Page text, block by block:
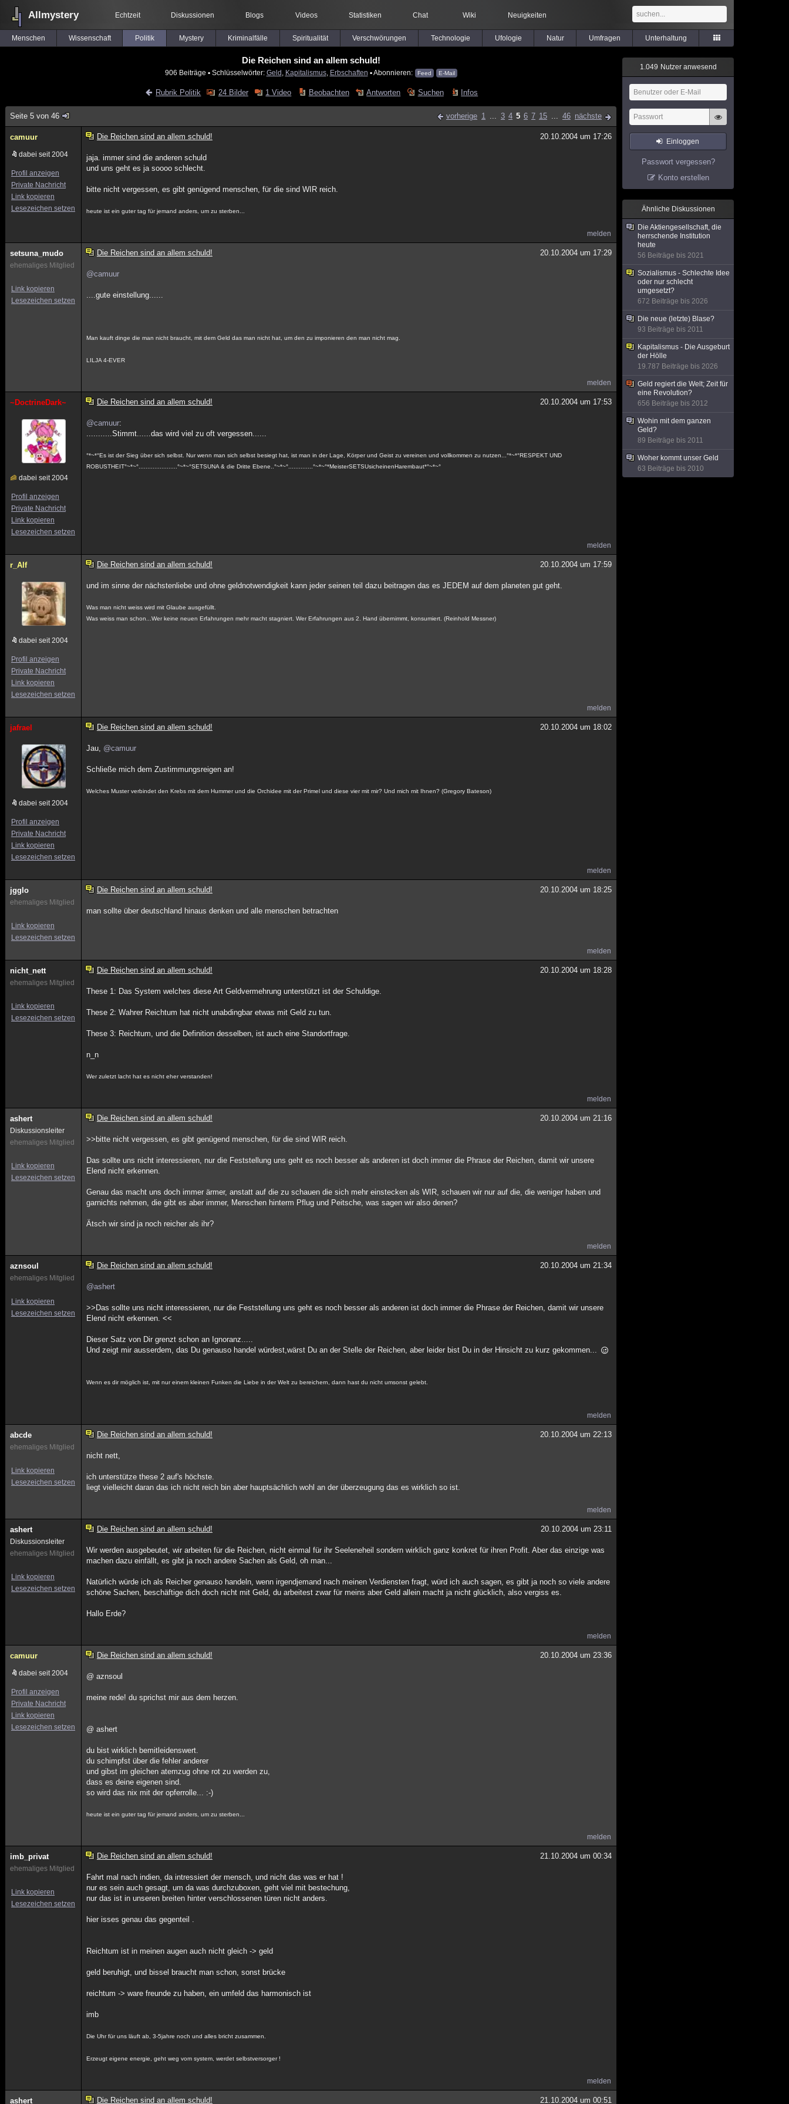
Allmystery Echtzeit Diskussionen Blogs Videos Statistiken Chat Wiki Neuigkeiten
Menschen Wissenschaft Politik Mystery Kriminalfälle Spiritualität Verschwörungen Technologie Ufologie Natur Umfragen Unterhaltung
Die Reichen sind an allem schuld!
906 Beiträge ▪ Schlüsselwörter: Geld Kapitalismus, Erbschaften ▪ Abonnieren: Feed E-Mail
Rubrik Politik 24 Bilder 1 Video Beobachten Antworten Suchen Infos
Seite 5 von 46 vorherige 1 ... 3 4 5 6 7 15 ... 46 nächste
camuur
dabei seit 2004
Profil anzeigen
Private Nachricht
Link kopieren
Lesezeichen setzen
Die Reichen sind an allem schuld! 20.10.2004 um 17:26
jaja. immer sind die anderen schuld
und uns geht es ja soooo schlecht.
bitte nicht vergessen, es gibt genügend menschen, für die sind WIR reich.
heute ist ein guter tag für jemand anders, um zu sterben...
melden
setsuna_mudo
ehemaliges Mitglied
Link kopieren
Lesezeichen setzen
Die Reichen sind an allem schuld! 20.10.2004 um 17:29
@camuur
....gute einstellung......
Man kauft dinge die man nicht braucht, mit dem Geld das man nicht hat, um den zu imponieren den man nicht mag.
LILJA 4-EVER
melden
~DoctrineDark~
dabei seit 2004
Profil anzeigen
Private Nachricht
Link kopieren
Lesezeichen setzen
Die Reichen sind an allem schuld! 20.10.2004 um 17:53
@camuur:
...........Stimmt......das wird viel zu oft vergessen......
°*~*°Es ist der Sieg über sich selbst. Nur wenn man sich selbst besiegt hat, ist man in der Lage, Körper und Geist zu vereinen und vollkommen zu nutzen...°*~*°RESPEKT UND
ROBUSTHEIT°~*~°......................°~*~°SETSUNA & die Dritte Ebene..°~*~°..............°~*~°*MeisterSETSUsicheinenHarembaut*°~*~°
melden
r_Alf
dabei seit 2004
Profil anzeigen
Private Nachricht
Link kopieren
Lesezeichen setzen
Die Reichen sind an allem schuld! 20.10.2004 um 17:59
und im sinne der nächstenliebe und ohne geldnotwendigkeit kann jeder seinen teil dazu beitragen das es JEDEM auf dem planeten gut geht.
Was man nicht weiss wird mit Glaube ausgefüllt.
Was weiss man schon...Wer keine neuen Erfahrungen mehr macht stagniert. Wer Erfahrungen aus 2. Hand übernimmt, konsumiert. (Reinhold Messner)
melden
jafrael
dabei seit 2004
Profil anzeigen
Private Nachricht
Link kopieren
Lesezeichen setzen
Die Reichen sind an allem schuld! 20.10.2004 um 18:02
Jau, @camuur
Schließe mich dem Zustimmungsreigen an!
Welches Muster verbindet den Krebs mit dem Hummer und die Orchidee mit der Primel und diese vier mit mir? Und mich mit Ihnen? (Gregory Bateson)
melden
jgglo
ehemaliges Mitglied
Link kopieren
Lesezeichen setzen
Die Reichen sind an allem schuld! 20.10.2004 um 18:25
man sollte über deutschland hinaus denken und alle menschen betrachten
melden
nicht_nett
ehemaliges Mitglied
Link kopieren
Lesezeichen setzen
Die Reichen sind an allem schuld! 20.10.2004 um 18:28
These 1: Das System welches diese Art Geldvermehrung unterstützt ist der Schuldige.
These 2: Wahrer Reichtum hat nicht unabdingbar etwas mit Geld zu tun.
These 3: Reichtum, und die Definition desselben, ist auch eine Standortfrage.
n_n
Wer zuletzt lacht hat es nicht eher verstanden!
melden
ashert
Diskussionsleiter
ehemaliges Mitglied
Link kopieren
Lesezeichen setzen
Die Reichen sind an allem schuld! 20.10.2004 um 21:16
>>bitte nicht vergessen, es gibt genügend menschen, für die sind WIR reich.
Das sollte uns nicht interessieren, nur die Feststellung uns geht es noch besser als anderen ist doch immer die Phrase der Reichen, damit wir unsere
Elend nicht erkennen.
Genau das macht uns doch immer ärmer, anstatt auf die zu schauen die sich mehr einstecken als WIR, schauen wir nur auf die, die weniger haben und
garnichts nehmen, die gibt es aber immer, Menschen hinterm Pflug und Peitsche, was sagen wir also denen?
Ätsch wir sind ja noch reicher als ihr?
melden
aznsoul
ehemaliges Mitglied
Link kopieren
Lesezeichen setzen
Die Reichen sind an allem schuld! 20.10.2004 um 21:34
@ashert
>>Das sollte uns nicht interessieren, nur die Feststellung uns geht es noch besser als anderen ist doch immer die Phrase der Reichen, damit wir unsere
Elend nicht erkennen. <<
Dieser Satz von Dir grenzt schon an Ignoranz.....
Und zeigt mir ausserdem, das Du genauso handel würdest,wärst Du an der Stelle der Reichen, aber leider bist Du in der Hinsicht zu kurz gekommen...
Wenn es dir möglich ist, mit nur einem kleinen Funken die Liebe in der Welt zu bereichern, dann hast du nicht umsonst gelebt.
melden
abcde
ehemaliges Mitglied
Link kopieren
Lesezeichen setzen
Die Reichen sind an allem schuld! 20.10.2004 um 22:13
nicht nett,
ich unterstütze these 2 auf's höchste.
liegt vielleicht daran das ich nicht reich bin aber hauptsächlich wohl an der überzeugung das es wirklich so ist.
melden
ashert
Diskussionsleiter
ehemaliges Mitglied
Link kopieren
Lesezeichen setzen
Die Reichen sind an allem schuld! 20.10.2004 um 23:11
Wir werden ausgebeutet, wir arbeiten für die Reichen, nicht einmal für ihr Seeleneheil sondern wirklich ganz konkret für ihren Profit. Aber das einzige was
machen dazu einfällt, es gibt ja noch andere Sachen als Geld, oh man...
Natürlich würde ich als Reicher genauso handeln, wenn irgendjemand nach meinen Verdiensten fragt, würd ich auch sagen, es gibt ja noch so viele andere
schöne Sachen, beschäftige dich doch nicht mit Geld, du arbeitest zwar für meins aber Geld allein macht ja nicht glücklich, also vergiss es.
Hallo Erde?
melden
camuur
dabei seit 2004
Profil anzeigen
Private Nachricht
Link kopieren
Lesezeichen setzen
Die Reichen sind an allem schuld! 20.10.2004 um 23:36
@ aznsoul
meine rede! du sprichst mir aus dem herzen.
@ ashert
du bist wirklich bemitleidenswert.
du schimpfst über die fehler anderer
und gibst im gleichen atemzug ohne rot zu werden zu,
dass es deine eigenen sind.
so wird das nix mit der opferrolle... :-)
heute ist ein guter tag für jemand anders, um zu sterben...
melden
imb_privat
ehemaliges Mitglied
Link kopieren
Lesezeichen setzen
Die Reichen sind an allem schuld! 21.10.2004 um 00:34
Fahrt mal nach indien, da intressiert der mensch, und nicht das was er hat !
nur es sein auch gesagt, um da was durchzuboxen, geht viel mit bestechung,
nur das ist in unseren breiten hinter verschlossenen türen nicht anders.
hier isses genau das gegenteil .
Reichtum ist in meinen augen auch nicht gleich -> geld
geld beruhigt, und bissel braucht man schon, sonst brücke
reichtum -> ware freunde zu haben, ein umfeld das harmonisch ist
imb
Die Uhr für uns läuft ab, 3-5jahre noch und alles bricht zusammen.
Erzeugt eigene energie, geht weg vom system, werdet selbstversorger !
melden
ashert Die Reichen sind an allem schuld! 21.10.2004 um 00:51
1.049 Nutzer anwesend
Einloggen
Passwort vergessen?
Konto erstellen
Ähnliche Diskussionen
Die Aktiengesellschaft, die
herrschende Institution
heute
56 Beiträge bis 2021
Sozialismus - Schlechte Idee
oder nur schlecht
umgesetzt?
672 Beiträge bis 2026
Die neue (letzte) Blase?
93 Beiträge bis 2011
Kapitalismus - Die Ausgeburt
der Hölle
19.787 Beiträge bis 2026
Geld regiert die Welt; Zeit für
eine Revolution?
656 Beiträge bis 2012
Wohin mit dem ganzen
Geld?
89 Beiträge bis 2011
Woher kommt unser Geld
63 Beiträge bis 2010